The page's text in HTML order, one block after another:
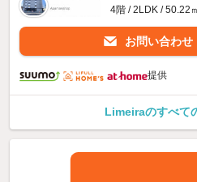
4階 / 2LDK / 50.22
お問い合わせ
提供
Limeiraのすべて